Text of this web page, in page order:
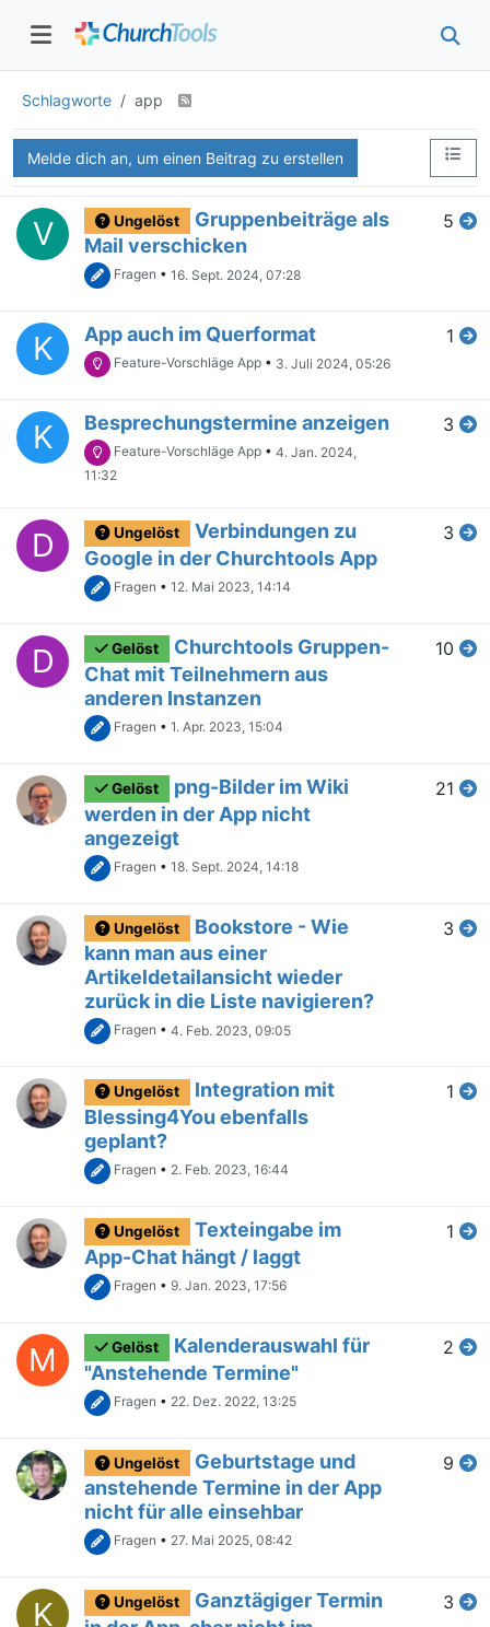
Schlagworte app
Melde dich an, um einen Beitrag zu erstellen
V Ungelöst
Gruppenbeiträge als
Mail verschicken
Fragen • 16. Sept. 2024, 07:28
5
K App auch im Querformat
Feature-Vorschläge App • 3. Juli 2024, 05:26
1
K Besprechungstermine anzeigen
Feature-Vorschläge App • 4. Jan. 2024,
11:32
3
D Ungelöst
Verbindungen zu
Google in der Churchtools App
Fragen • 12. Mai 2023, 14:14
3
D Gelöst
Churchtools Gruppen-
Chat mit Teilnehmern aus
anderen Instanzen
Fragen • 1. Apr. 2023, 15:04
10
Gelöst
png-Bilder im Wiki
werden in der App nicht
angezeigt
Fragen • 18. Sept. 2024, 14:18
21
Ungelöst
Bookstore - Wie
kann man aus einer
Artikeldetailansicht wieder
zurück in die Liste navigieren?
Fragen • 4. Feb. 2023, 09:05
3
Ungelöst
Integration mit
Blessing4You ebenfalls
geplant?
Fragen • 2. Feb. 2023, 16:44
1
Ungelöst
Texteingabe im
App-Chat hängt / laggt
Fragen • 9. Jan. 2023, 17:56
1
M Gelöst
Kalenderauswahl für
"Anstehende Termine"
Fragen • 22. Dez. 2022, 13:25
2
Ungelöst
Geburtstage und
anstehende Termine in der App
nicht für alle einsehbar
Fragen • 27. Mai 2025, 08:42
9
K Ungelöst
Ganztägiger Termin
3